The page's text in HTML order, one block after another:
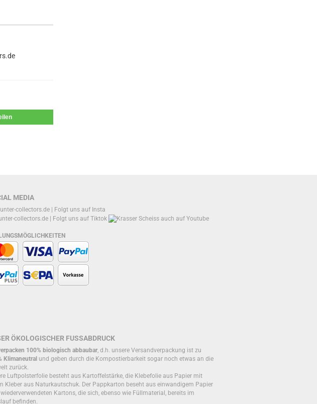
MEDIA
ÖKOLOGISCHER FUSSABDRUCK
100% biologisch abbaubar, d.h. unsere Versandverpackung ist zu
Klimaneutral und geben durch die Kompostierbarkeit sogar noch etwas an die
zurück.
Luftpolsterfolie besteht aus Kartoffelstärke, die Klebefolie aus Papier mit
Kleber aus Naturkautschuk. Der Pappkarton beseht aus einwandigem Papier
Kartons, die sich, ebenso wie Füllmaterial, bereits im
befinden.